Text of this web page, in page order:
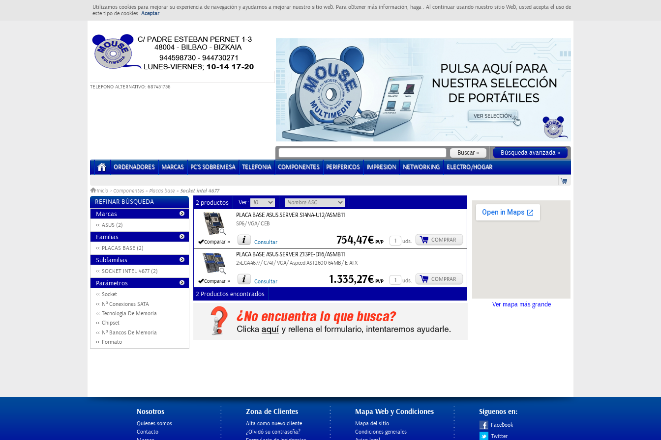
Utilizamos cookies para mejorar su experiencia de navegación y ayudarnos a mejorar nuestro sitio web. Para obtener más información, haga . Al continuar usando nuestro sitio Web, usted acepta el uso de
este tipo de cookies. Aceptar
TELEFONO ALTERNATIVO: 687431736
Búsqueda avanzada »
ORDENADORES MARCAS PC'S SOBREMESA TELEFONIA COMPONENTES PERIFERICOS IMPRESION NETWORKING ELECTRO/HOGAR
Inicio > Componentes » Placas base » Socket intel 4677
REFINAR BÚSQUEDA
Marcas
ASUS (2)
Familias
PLACAS BASE (2)
Subfamilias
SOCKET INTEL 4677 (2)
Parámetros
Socket
Nº Conexiones SATA
Tecnologia De Memoria
Chipset
Nº Bancos De Memoria
Formato
2 productos Ver:
Comparar »
PLACA BASE ASUS SERVER S14NA-U12/ASMB11
SP6/ VGA/ CEB
Consultar uds. COMPRAR
754,47€PVP
Comparar »
PLACA BASE ASUS SERVER Z13PE-D16/ASMB11
2xLGA4677/ C741/ VGA/ Aspeed AST2600 64MB/ E-ATX
Consultar uds. COMPRAR
1.335,27€PVP
2 Productos encontrados
Ver mapa más grande
Nosotros
Quienes somos
Contacto
Zona de Clientes
Alta como nuevo cliente
¿Olvidó su contraseña?
Mapa Web y Condiciones
Mapa del sitio
Condiciones generales
Síguenos en:
Facebook
Twitter